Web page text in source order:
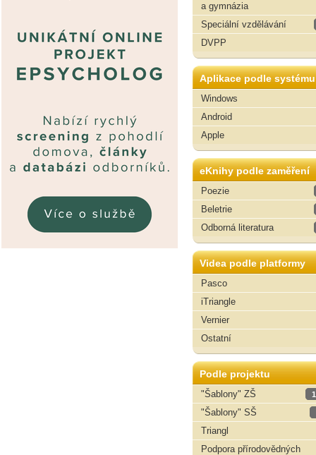
a gymnázia
Speciální vzdělávání
DVPP
Aplikace podle systému
Windows
Android
Apple
eKnihy podle zaměření
Poezie
Beletrie
Odborná literatura
Videa podle platformy
Pasco
iTriangle
Vernier
Ostatní
Podle projektu
"Šablony" ZŠ
"Šablony" SŠ
Triangl
Podpora přírodovědných